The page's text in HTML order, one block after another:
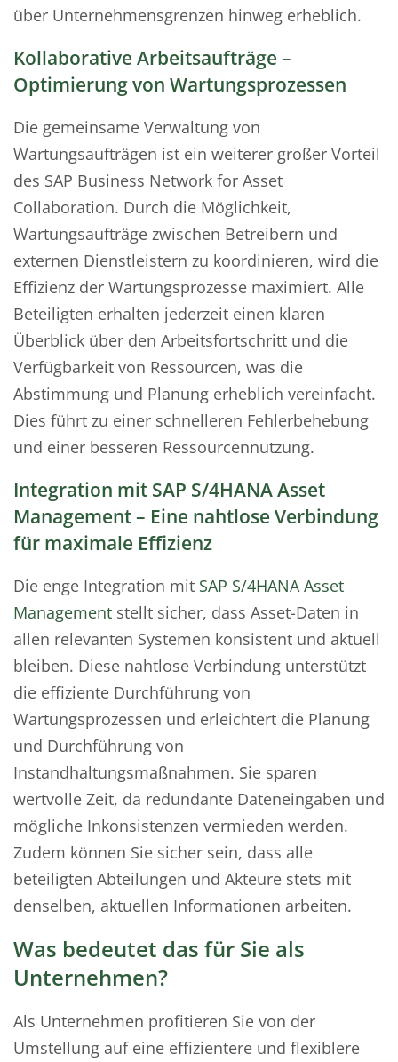
über Unternehmensgrenzen hinweg erheblich.
Kollaborative Arbeitsaufträge –
Optimierung von Wartungsprozessen
Die gemeinsame Verwaltung von
Wartungsaufträgen ist ein weiterer großer Vorteil
des SAP Business Network for Asset
Collaboration. Durch die Möglichkeit,
Wartungsaufträge zwischen Betreibern und
externen Dienstleistern zu koordinieren, wird die
Effizienz der Wartungsprozesse maximiert. Alle
Beteiligten erhalten jederzeit einen klaren
Überblick über den Arbeitsfortschritt und die
Verfügbarkeit von Ressourcen, was die
Abstimmung und Planung erheblich vereinfacht.
Dies führt zu einer schnelleren Fehlerbehebung
und einer besseren Ressourcennutzung.
Integration mit SAP S/4HANA Asset
Management – Eine nahtlose Verbindung
für maximale Effizienz
Die enge Integration mit SAP S/4HANA Asset
Management stellt sicher, dass Asset-Daten in
allen relevanten Systemen konsistent und aktuell
bleiben. Diese nahtlose Verbindung unterstützt
die effiziente Durchführung von
Wartungsprozessen und erleichtert die Planung
und Durchführung von
Instandhaltungsmaßnahmen. Sie sparen
wertvolle Zeit, da redundante Dateneingaben und
mögliche Inkonsistenzen vermieden werden.
Zudem können Sie sicher sein, dass alle
beteiligten Abteilungen und Akteure stets mit
denselben, aktuellen Informationen arbeiten.
Was bedeutet das für Sie als
Unternehmen?
Als Unternehmen profitieren Sie von der
Umstellung auf eine effizientere und flexiblere